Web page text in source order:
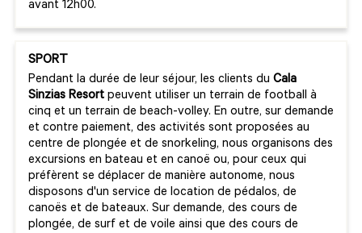
avant 12h00.
SPORT
Pendant la durée de leur séjour, les clients du Cala
Sinzias Resort peuvent utiliser un terrain de football à
cinq et un terrain de beach-volley. En outre, sur demande
et contre paiement, des activités sont proposées au
centre de plongée et de snorkeling, nous organisons des
excursions en bateau et en canoë ou, pour ceux qui
préfèrent se déplacer de manière autonome, nous
disposons d'un service de location de pédalos, de
canoës et de bateaux. Sur demande, des cours de
plongée, de surf et de voile ainsi que des cours de